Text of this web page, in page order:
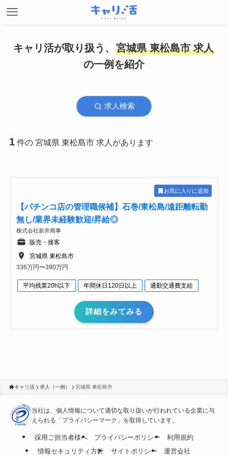
キャリ活が取り扱う、 宮城県 東松島市 求人
の一例を紹介
求人検索
1 件の 宮城県 東松島市 求人があります
お気に入りに追加
【パチンコ店の管理職候補】石巻/東松島/遠距離転勤
無し/業界未経験歓迎/昇給◎
株式会社新井商事
販売・接客
宮城県 東松島市
336万円〜390万円
平均残業20h以下 年間休日120日以上 通勤交通費支給
詳細をみてみる
キャリ活 求人（一例） 宮城県 東松島市
当社は、個人情報について適切な取り扱いが行われている企業に与
えられる「プライバシーマーク」を取得しています。
採用ご担当者様へ プライバシーポリシー
利用規約
情報セキュリティ方針
サイトポリシー 運営会社